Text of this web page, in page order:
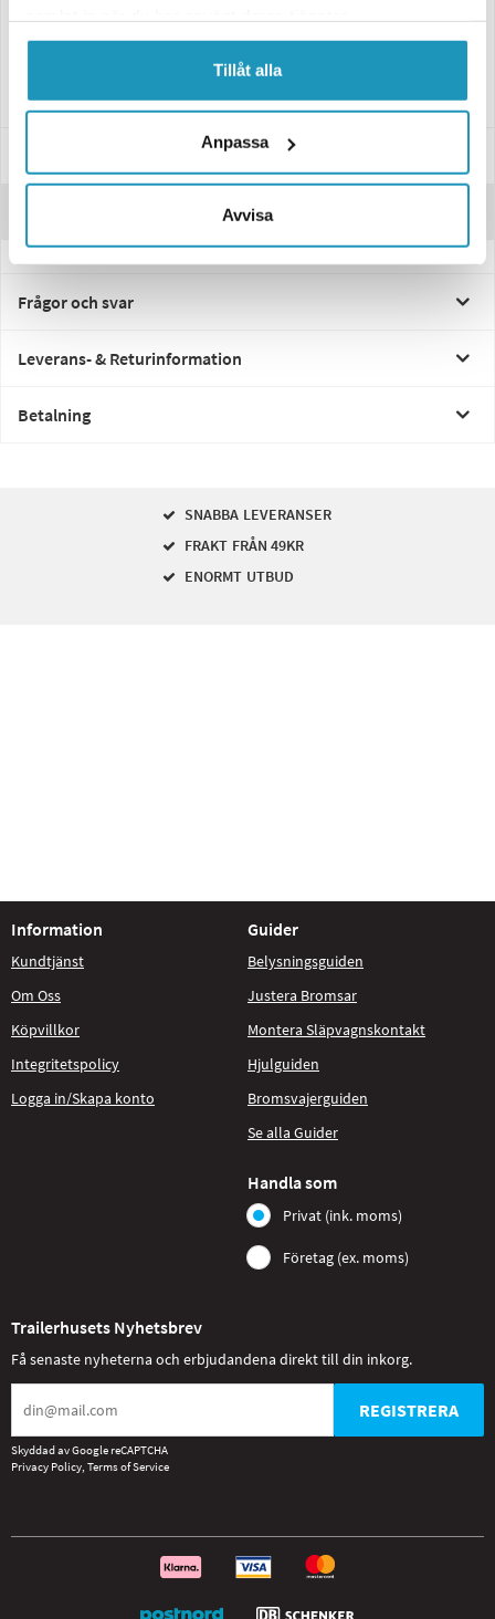
Tillåt alla
Anpassa
Avvisa
30x62x2
Frågor och svar
Leverans- & Returinformation
Betalning
SNABBA LEVERANSER
FRAKT FRÅN 49KR
ENORMT UTBUD
Information
Kundtjänst
Om Oss
Köpvillkor
Integritetspolicy
Logga in/Skapa konto
Guider
Belysningsguiden
Justera Bromsar
Montera Släpvagnskontakt
Hjulguiden
Bromsvajerguiden
Se alla Guider
Handla som
Privat (ink. moms)
Företag (ex. moms)
Trailerhusets Nyhetsbrev
Få senaste nyheterna och erbjudandena direkt till din inkorg.
REGISTRERA
Skyddad av Google reCAPTCHA
Privacy Policy, Terms of Service